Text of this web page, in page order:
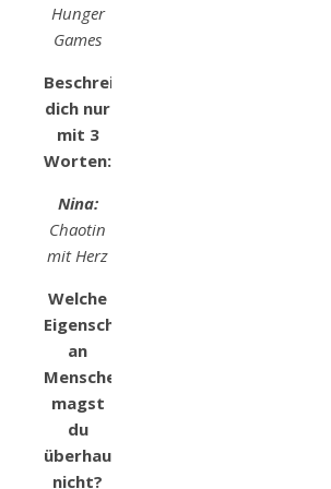
Hunger
Games
Beschreibe
dich nur
mit 3
Worten:
Nina:
Chaotin
mit Herz
Welche
Eigenschaften
an
Menschen
magst
du
überhaupt
nicht?